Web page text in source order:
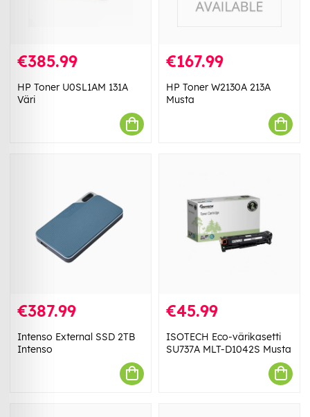
€385.99
HP Toner U0SL1AM 131A
Väri
€167.99
HP Toner W2130A 213A
Musta
€387.99
Intenso External SSD 2TB
Intenso
€45.99
ISOTECH Eco-värikasetti
SU737A MLT-D1042S Musta